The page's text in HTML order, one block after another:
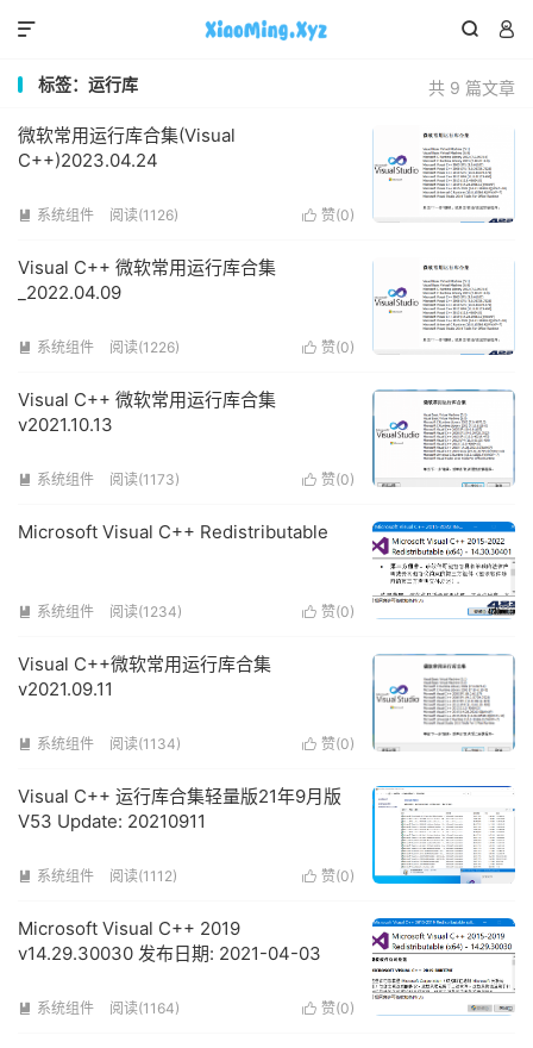
 

共 9 篇文章
标签：运行库
微软常用运行库合集(Visual
C++)2023.04.24
 赞(0)
 系统组件 阅读(1126)
Visual C++ 微软常用运行库合集
_2022.04.09
 赞(0)
 系统组件 阅读(1226)
Visual C++ 微软常用运行库合集
v2021.10.13
 赞(0)
 系统组件 阅读(1173)
Microsoft Visual C++ Redistributable
 赞(0)
 系统组件 阅读(1234)
Visual C++微软常用运行库合集
v2021.09.11
 赞(0)
 系统组件 阅读(1134)
Visual C++ 运行库合集轻量版21年9月版
V53 Update: 20210911
 赞(0)
 系统组件 阅读(1112)
Microsoft Visual C++ 2019
v14.29.30030 发布日期: 2021-04-03
 赞(0)
 系统组件 阅读(1164)